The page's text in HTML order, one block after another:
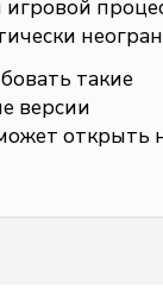
такие
версии
открыть